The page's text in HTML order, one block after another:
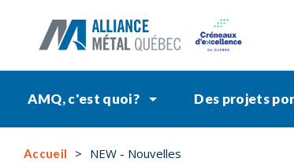
AMQ, c'est quoi? Des projets
Accueil NEW - Nouvelles